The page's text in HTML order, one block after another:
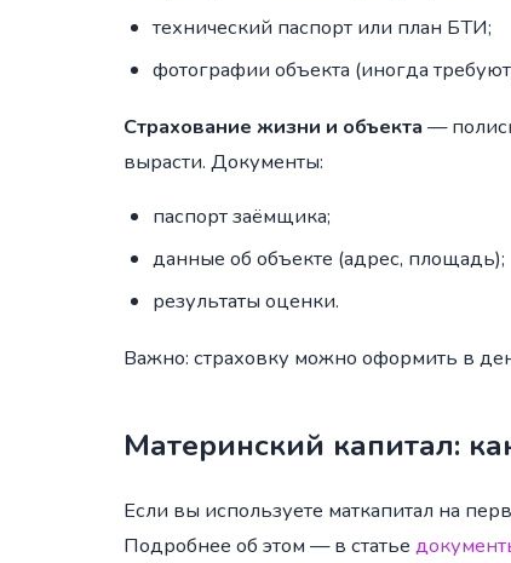
технический паспорт или план БТИ;
фотографии объекта (иногда
Страхование жизни и объекта —
вырасти. Документы:
паспорт заёмщика;
данные об объекте (адрес, площадь);
результаты оценки.
Важно: страховку можно оформить в
Материнский капитал:
Если вы используете маткапитал на
Подробнее об этом — в статье